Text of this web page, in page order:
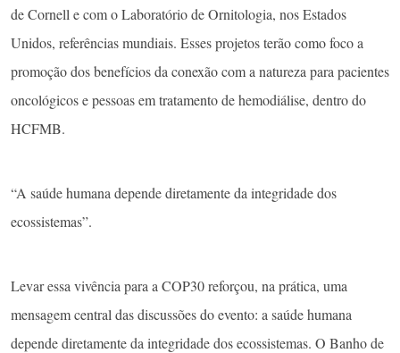
de Cornell e com o Laboratório de Ornitologia, nos Estados
Unidos, referências mundiais. Esses projetos terão como foco a
promoção dos benefícios da conexão com a natureza para pacientes
oncológicos e pessoas em tratamento de hemodiálise, dentro do
HCFMB.
“A saúde humana depende diretamente da integridade dos
ecossistemas”.
Levar essa vivência para a COP30 reforçou, na prática, uma
mensagem central das discussões do evento: a saúde humana
depende diretamente da integridade dos ecossistemas. O Banho de